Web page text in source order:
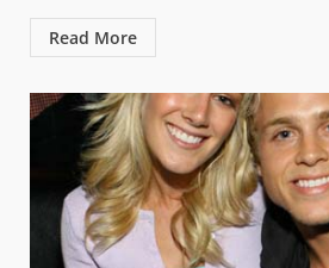
Read More